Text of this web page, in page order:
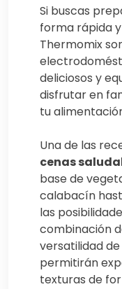
Si buscas
forma rápida
Thermomix
deliciosos y
disfrutar en
tu
Una de las
cenas
base de
calabacín
las
combinación
versatilidad
permitirán
texturas de